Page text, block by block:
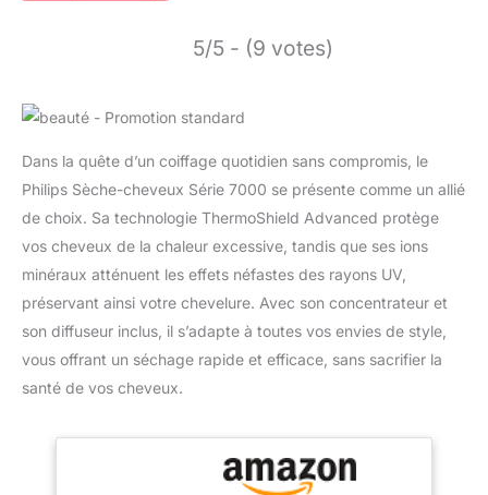
5/5 - (9 votes)
Dans la quête d’un coiffage quotidien sans compromis, le
Philips Sèche-cheveux Série 7000 se présente comme un allié
de choix. Sa technologie ThermoShield Advanced protège
vos cheveux de la chaleur excessive, tandis que ses ions
minéraux atténuent les effets néfastes des rayons UV,
préservant ainsi votre chevelure. Avec son concentrateur et
son diffuseur inclus, il s’adapte à toutes vos envies de style,
vous offrant un séchage rapide et efficace, sans sacrifier la
santé de vos cheveux.